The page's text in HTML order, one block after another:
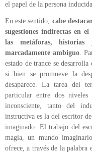
el papel de la persona
En este sentido, cabe
sugestiones indirectas en
las metáforas, historias
marcadamente ambiguo .
estado de trance se
si bien se promueve la
desaparece. La tarea del
particular entre dos
inconsciente, tanto del
instructiva es la del escritor
imaginado. El trabajo del
magia, un mundo
ofrece, a través de la palabra